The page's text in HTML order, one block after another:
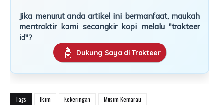
Jika menurut anda artikel ini bermanfaat, maukah
mentraktir kami secangkir kopi melalu "trakteer
id"?
Dukung Saya di Trakteer
Tags Iklim Kekeringan Musim Kemarau